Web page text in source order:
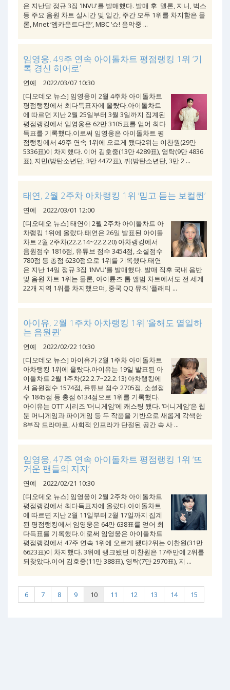
은 지난달 정규 3집 'INVU'를 발매했다. 발매 후 멜론, 지니, 벅스
등 주요 음원 차트 실시간 및 일간, 주간 모두 1위를 차지함은 물
론, Mnet ‘엠카운트다운’, MBC ‘쇼! 음악중 ...
임영웅, 49주 연속 아이돌차트 평점랭킹 1위 ‘기
록 경신 히어로’
연예
2022/03/07 10:30
[디오데오 뉴스] 임영웅이 2월 4주차 아이돌차트
평점랭킹에서 최다득표자에 올랐다.아이돌차트
에 따르면 지난 2월 25일부터 3월 3일까지 집계된
평점랭킹에서 임영웅은 62만 3105표를 얻어 최다
득표를 기록했다.이로써 임영웅은 아이돌차트 평
점랭킹에서 49주 연속 1위에 오르게 됐다2위는 이찬원(29만
5336표)이 차지했다. 이어 김호중(13만 4289표), 영탁(9만 4836
표), 지민(방탄소년단, 3만 4472표), 뷔(방탄소년단, 3만 2 ...
태연, 2월 2주차 아차랭킹 1위 ‘믿고 듣는 보컬퀸’
연예
2022/03/01 12:00
[디오데오 뉴스] 태연이 2월 2주차 아이돌차트 아
차랭킹 1위에 올랐다.태연은 26일 발표된 아이돌
차트 2월 2주차(22.2.14~22.2.20) 아차랭킹에서
음원점수 1816점, 유튜브 점수 3454점, 소셜점수
780점 등 총점 6230점으로 1위를 기록했다.태연
은 지난 14일 정규 3집 'INVU'를 발매했다. 발매 직후 국내 음반
및 음원 차트 1위는 물론, 아이튠즈 톱 앨범 차트에서도 전 세계
22개 지역 1위를 차지했으며, 중국 QQ 뮤직 ‘플래티 ...
아이유, 2월 1주차 아차랭킹 1위 ‘올해도 열일하
는 음원퀸’
연예
2022/02/22 10:30
[디오데오 뉴스] 아이유가 2월 1주차 아이돌차트
아차랭킹 1위에 올랐다.아이유는 19일 발표된 아
이돌차트 2월 1주차(22.2.7~22.2.13) 아차랭킹에
서 음원점수 1574점, 유튜브 점수 2705점, 소셜점
수 1845점 등 총점 6134점으로 1위를 기록했다.
아이유는 OTT 시리즈 ‘머니게임’에 캐스팅 됐다. ‘머니게임’은 웹
툰 머니게임과 파이게임 등 두 작품을 기반으로 새롭게 각색한
8부작 드라마로, 사회적 인프라가 단절된 공간 속 사 ...
임영웅, 47주 연속 아이돌차트 평점랭킹 1위 ‘뜨
거운 팬들의 지지’
연예
2022/02/21 10:30
[디오데오 뉴스] 임영웅이 2월 2주차 아이돌차트
평점랭킹에서 최다득표자에 올랐다.아이돌차트
에 따르면 지난 2월 11일부터 2월 17일까지 집계
된 평점랭킹에서 임영웅은 64만 638표를 얻어 최
다득표를 기록했다.이로써 임영웅은 아이돌차트
평점랭킹에서 47주 연속 1위에 오르게 됐다2위는 이찬원(31만
6623표)이 차지했다. 3위에 랭크됐던 이찬원은 17주만에 2위를
되찾았다.이어 김호중(11만 388표), 영탁(7만 2970표), 지 ...
6 7 8 9 10 11 12 13 14 15